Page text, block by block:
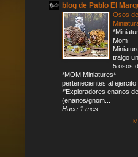
blog de Pablo El
Osos
Mom
traigo
5 osos
*MOM Miniatures*
pertenecientes al ejercito
*'Exploradores enanos
(enanos/gnom...
Hace 1 mes